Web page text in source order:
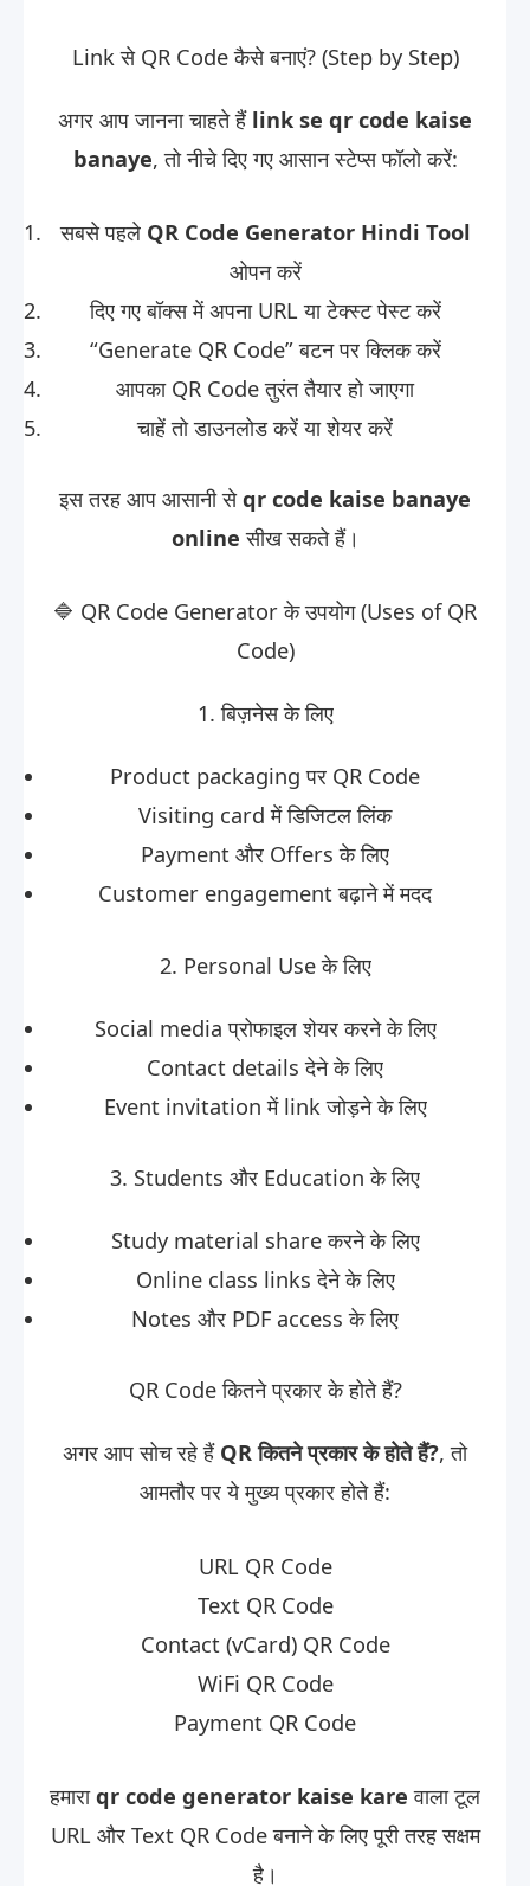
Link से QR Code कैसे बनाएं? (Step by Step)
अगर आप जानना चाहते हैं link se qr code kaise
banaye, तो नीचे दिए गए आसान स्टेप्स फॉलो करें:
सबसे पहले QR Code Generator Hindi Tool
ओपन करें
दिए गए बॉक्स में अपना URL या टेक्स्ट पेस्ट करें
“Generate QR Code” बटन पर क्लिक करें
आपका QR Code तुरंत तैयार हो जाएगा
चाहें तो डाउनलोड करें या शेयर करें
इस तरह आप आसानी सेqr code kaise banaye
online सीख सकते हैं।
🔷 QR Code Generator के उपयोग (Uses of QR
Code)
1. बिज़नेस के लिए
Product packaging पर QR Code
Visiting card में डिजिटल लिंक
Payment और Offers के लिए
Customer engagement बढ़ाने में मदद
2. Personal Use के लिए
Social media प्रोफाइल शेयर करने के लिए
Contact details देने के लिए
Event invitation में link जोड़ने के लिए
3. Students और Education के लिए
Study material share करने के लिए
Online class links देने के लिए
Notes और PDF access के लिए
QR Code कितने प्रकार के होते हैं?
अगर आप सोच रहे हैं QR कितने प्रकार के होते हैं?, तो
आमतौर पर ये मुख्य प्रकार होते हैं:
URL QR Code
Text QR Code
Contact (vCard) QR Code
WiFi QR Code
Payment QR Code
हमाराqr code generator kaise kare वाला टूल
URL और Text QR Code बनाने के लिए पूरी तरह सक्षम
है।